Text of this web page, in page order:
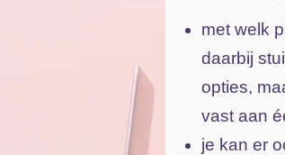
met welk
daarbij
opties,
vast aan
je kan er